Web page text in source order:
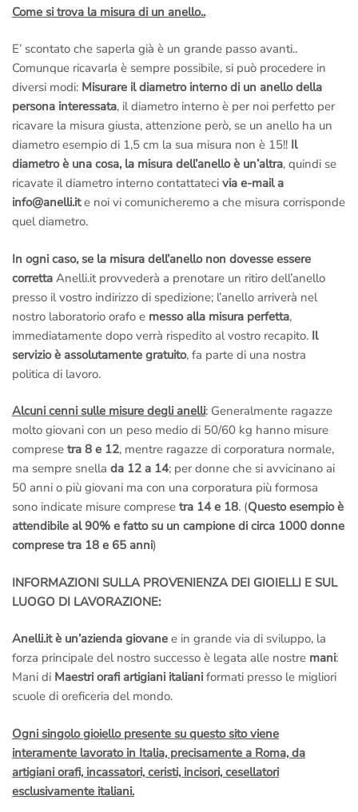
Come si trova la misura di un anello..
E’ scontato che saperla già è un grande passo avanti..
Comunque ricavarla è sempre possibile, si può procedere in
diversi modi: Misurare il diametro interno di un anello della
persona interessata, il diametro interno è per noi perfetto per
ricavare la misura giusta, attenzione però, se un anello ha un
diametro esempio di 1,5 cm la sua misura non è 15!! Il
diametro è una cosa, la misura dell’anello è un’altra, quindi se
ricavate il diametro interno contattateci via e-mail a
info@anelli.ite noi vi comunicheremo a che misura corrisponde
quel diametro.
In ogni caso, se la misura dell’anello non dovesse essere
corretta Anelli.it provvederà a prenotare un ritiro dell’anello
presso il vostro indirizzo di spedizione; l’anello arriverà nel
nostro laboratorio orafo e messo alla misura perfetta,
immediatamente dopo verrà rispedito al vostro recapito. Il
servizio è assolutamente gratuito, fa parte di una nostra
politica di lavoro.
Alcuni cenni sulle misure degli anelli: Generalmente ragazze
molto giovani con un peso medio di 50/60 kg hanno misure
comprese tra 8 e 12, mentre ragazze di corporatura normale,
ma sempre snella da 12 a 14; per donne che si avvicinano ai
50 anni o più giovani ma con una corporatura più formosa
sono indicate misure comprese tra 14 e 18. (Questo esempio è
attendibile al 90% e fatto su un campione di circa 1000 donne
comprese tra 18 e 65 anni)
INFORMAZIONI SULLA PROVENIENZA DEI GIOIELLI E SUL
LUOGO DI LAVORAZIONE:
Anelli.it è un’azienda giovane e in grande via di sviluppo, la
forza principale del nostro successo è legata alle nostre mani:
Mani di Maestri orafi artigiani italiani formati presso le migliori
scuole di oreficeria del mondo.
Ogni singolo gioiello presente su questo sito viene
interamente lavorato in Italia, precisamente a Roma, da
artigiani orafi, incassatori, ceristi, incisori, cesellatori
esclusivamente italiani.